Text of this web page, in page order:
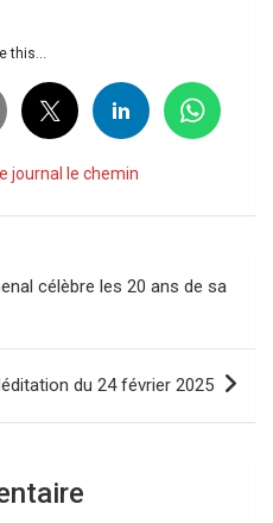
this...
le journal le chemin
célèbre les 20 ans de sa
du 24 février 2025